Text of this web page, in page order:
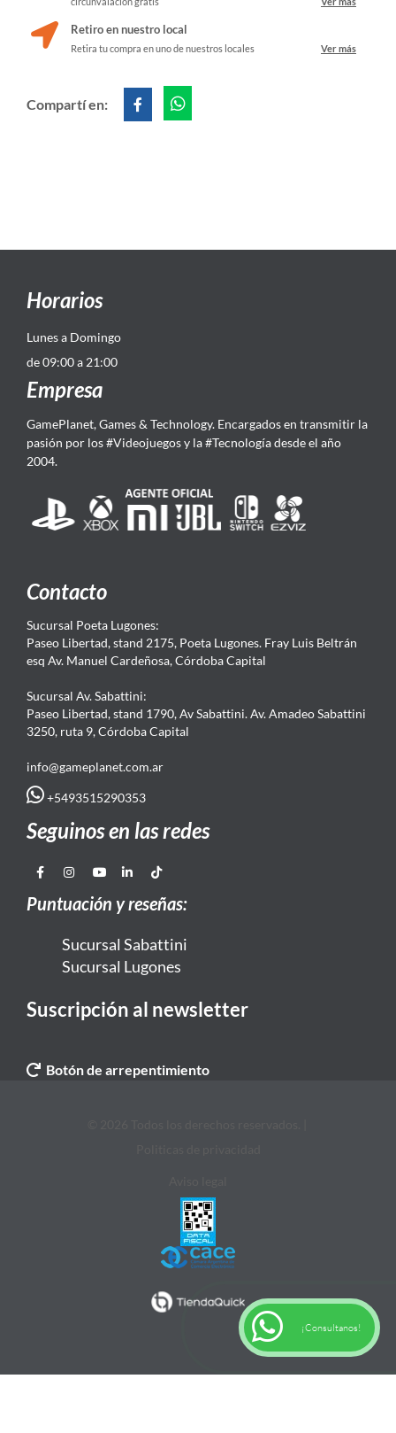
Retiro en nuestro local
Retira tu compra en uno de nuestros locales Ver más
Compartí en:
Horarios
Lunes a Domingo
de 09:00 a 21:00
Empresa
GamePlanet, Games & Technology. Encargados en transmitir la
pasión por los #Videojuegos y la #Tecnología desde el año
2004.
Contacto
Sucursal Poeta Lugones:
Paseo Libertad, stand 2175, Poeta Lugones. Fray Luis Beltrán
esq Av. Manuel Cardeñosa, Córdoba Capital
Sucursal Av. Sabattini:
Paseo Libertad, stand 1790, Av Sabattini. Av. Amadeo Sabattini
3250, ruta 9, Córdoba Capital
info@gameplanet.com.ar
+5493515290353
Seguinos en las redes
Puntuación y reseñas:
Sucursal Sabattini
Sucursal Lugones
Suscripción al newsletter
Botón de arrepentimiento
¡Consultanos!